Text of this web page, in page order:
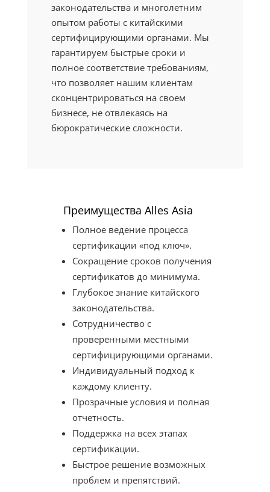
законодательства и многолетним
опытом работы с китайскими
сертифицирующими органами. Мы
гарантируем быстрые сроки и
полное соответствие требованиям,
что позволяет нашим клиентам
сконцентрироваться на своем
бизнесе, не отвлекаясь на
бюрократические сложности.
Преимущества Alles Asia
Полное ведение процесса
сертификации «под ключ».
Сокращение сроков получения
сертификатов до минимума.
Глубокое знание китайского
законодательства.
Сотрудничество с
проверенными местными
сертифицирующими органами.
Индивидуальный подход к
каждому клиенту.
Прозрачные условия и полная
отчетность.
Поддержка на всех этапах
сертификации.
Быстрое решение возможных
проблем и препятствий.